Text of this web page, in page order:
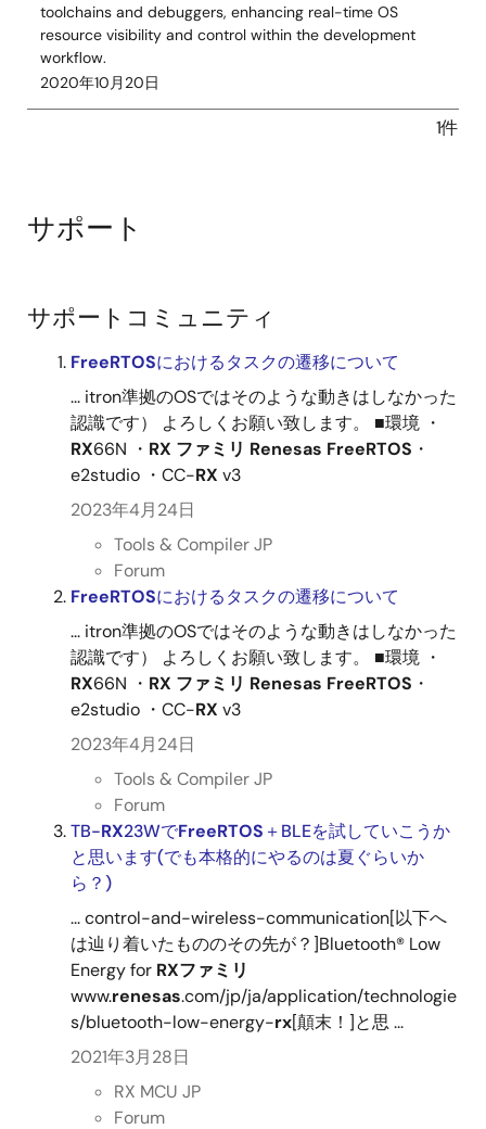
toolchains and debuggers, enhancing real-time OS
resource visibility and control within the development
workflow.
2020年10月20日
1件
サポート
サポートコミュニティ
FreeRTOSにおけるタスクの遷移について
... itron準拠のOSではそのような動きはしなかった
認識です） よろしくお願い致します。 ■環境 ・
RX66N ・ RX ファミリ Renesas FreeRTOS ・
e2studio ・CC-RX v3
2023年4月24日
Tools & Compiler JP
Forum
FreeRTOSにおけるタスクの遷移について
... itron準拠のOSではそのような動きはしなかった
認識です） よろしくお願い致します。 ■環境 ・
RX66N ・ RX ファミリ Renesas FreeRTOS ・
e2studio ・CC-RX v3
2023年4月24日
Tools & Compiler JP
Forum
TB-RX23WでFreeRTOS ＋BLEを試していこうか
と思います(でも本格的にやるのは夏ぐらいか
ら？)
... control-and-wireless-communication[以下へ
は辿り着いたもののその先が？]Bluetooth® Low
Energy for RXファミリ
www.renesas.com/jp/ja/application/technologie
s/bluetooth-low-energy-rx[顛末！]と思 ...
2021年3月28日
RX MCU JP
Forum